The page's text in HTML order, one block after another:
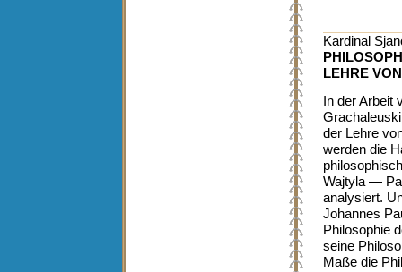
Kardinal
LEHRE
In der Arbeit
der Lehre
werden die
Wajtyla —
analysiert.
Johannes
Philosophie
seine
Maße die